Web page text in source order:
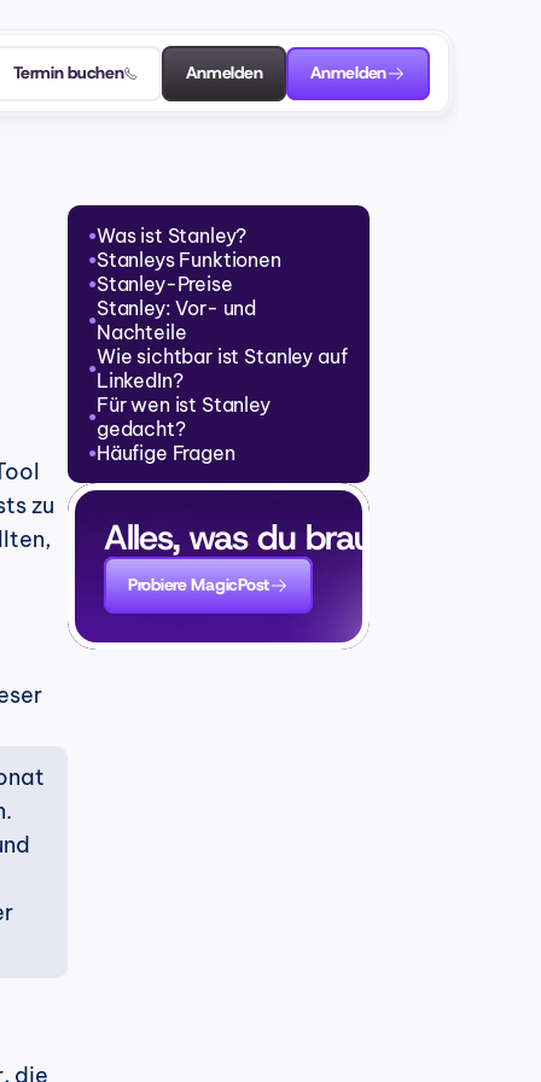
Termin buchen Anmelden Anmelden
zu
die
●Was ist Stanley?
●Stanleys Funktionen
●Stanley-Preise
●Stanley: Vor- und
Nachteile
●Wie sichtbar ist Stanley auf
LinkedIn?
●Für wen ist Stanley
gedacht?
●Häufige Fragen
Alles, was du brauchst, um
Probiere MagicPost